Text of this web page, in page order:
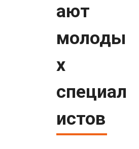
ают
молоды
х
специал
истов